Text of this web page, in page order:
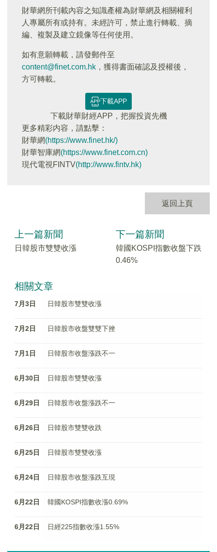
財華網所刊載內容之知識產權為財華網及相關權利
人專屬所有或持有。未經許可，禁止進行轉載、摘
編、複製及建立鏡像等任何使用。
如有意願轉載，請發郵件至
content@finet.com.hk ，獲得書面確認及授權後，
方可轉載。
下載APP
下載財華財經APP，把握投資先機
更多精彩内容，請點擊：
財華網(https://www.finet.hk/)
財華智庫網(https://www.finet.com.cn)
現代電視FINTV(http://www.fintv.hk)
返回上頁
上一篇新聞
日韓股市雙雙收漲
下一篇新聞
韓國KOSPI指數收盤下跌
0.46%
相關文章
7月3日 日韓股市雙雙收漲
7月2日 日韓股市收盤雙雙下挫
7月1日 日韓股市收盤漲跌不一
6月30日 日韓股市雙雙收漲
6月29日 日韓股市收盤漲跌不一
6月26日 日韓股市雙雙收跌
6月25日 日韓股市雙雙收漲
6月24日 日韓股市收盤漲跌互現
6月22日 韓國KOSPI指數收漲0.69%
6月22日 日經225指數收漲1.55%